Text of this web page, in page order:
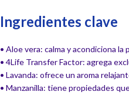
Ingredientes clave
• Aloe vera: calma y acondiciona la
• 4Life Transfer Factor: agrega
• Lavanda: ofrece un aroma
• Manzanilla: tiene propiedades